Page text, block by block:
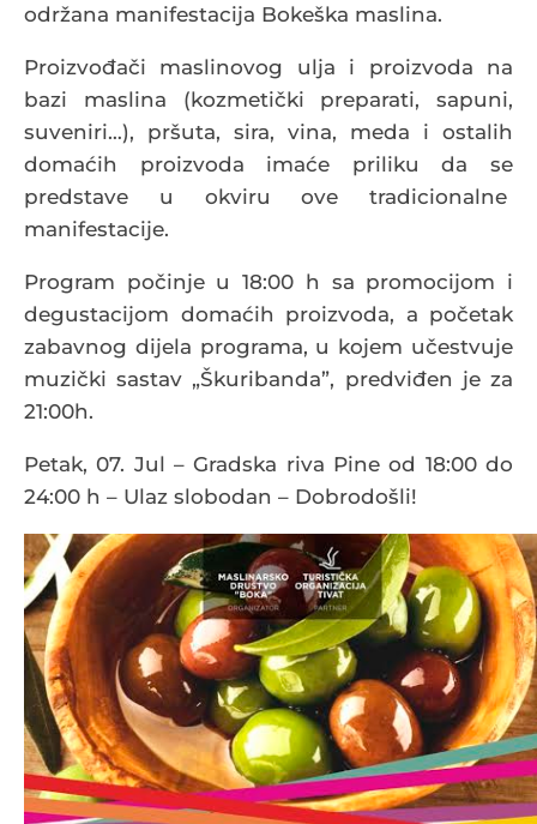
održana manifestacija Bokeška maslina.
Proizvođači maslinovog ulja i proizvoda na
bazi maslina (kozmetički preparati, sapuni,
suveniri…), pršuta, sira, vina, meda i ostalih
domaćih proizvoda imaće priliku da se
predstave u okviru ove tradicionalne
manifestacije.
Program počinje u 18:00 h sa promocijom i
degustacijom domaćih proizvoda, a početak
zabavnog dijela programa, u kojem učestvuje
muzički sastav „Škuribanda”, predviđen je za
21:00h.
Petak, 07. Jul – Gradska riva Pine od 18:00 do
24:00 h – Ulaz slobodan – Dobrodošli!